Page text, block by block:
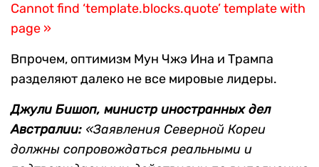
Cannot find ‘template.blocks.quote’ template with
page »
Впрочем, оптимизм Мун Чжэ Ина и Трампа
разделяют далеко не все мировые лидеры.
Джули Бишоп, министр иностранных дел
Австралии: «Заявления Северной Кореи
должны сопровождаться реальными и